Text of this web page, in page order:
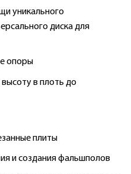
уникального
диска для
опоры
в плоть до
плиты
и создания фальшполов